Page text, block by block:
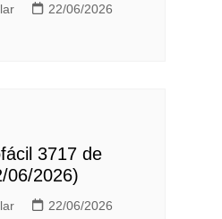
22/06/2026
3717 de
06/2026)
22/06/2026